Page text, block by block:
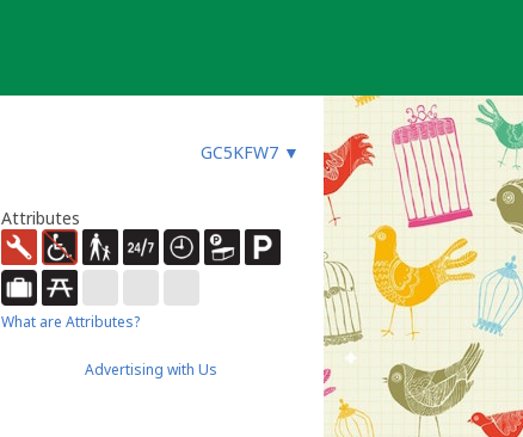
GC5KFW7 ▼
Attributes
What are Attributes?
Advertising with Us